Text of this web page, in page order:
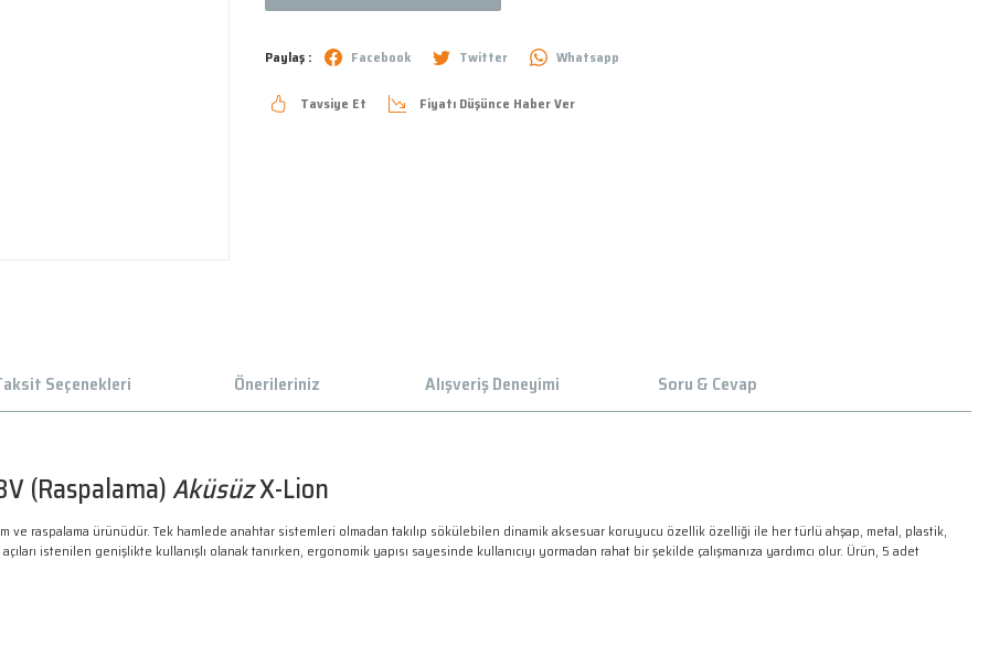
Paylaş : Facebook Twitter Whatsapp
Tavsiye Et Fiyatı Düşünce Haber Ver
Seçenekleri Önerileriniz Alışveriş Deneyimi Soru & Cevap
(Raspalama)AküsüzX-Lion
ve raspalama ürünüdür. Tek hamlede anahtar sistemleri olmadan takılıp sökülebilen dinamik aksesuar koruyucu özellik özelliği ile her türlü ahşap, metal, plastik,
istenilen genişlikte kullanışlı olanak tanırken, ergonomik yapısı sayesinde kullanıcıyı yormadan rahat bir şekilde çalışmanıza yardımcı olur. Ürün, 5 adet